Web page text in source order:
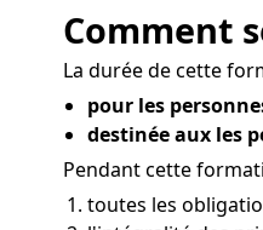
Comment
La durée de cette
pour les
destinée aux les
Pendant cette
toutes les